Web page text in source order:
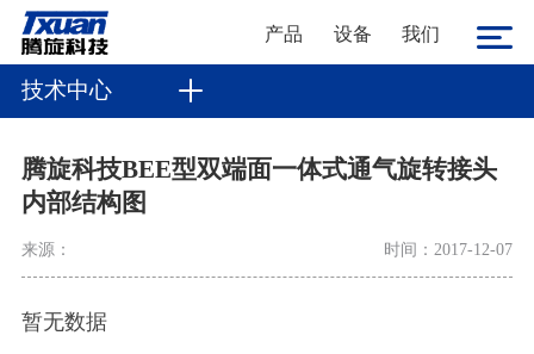
产品 设备 我们
技术中心
腾旋科技BEE型双端面一体式通气旋转接头
内部结构图
来源： 时间：2017-12-07
暂无数据